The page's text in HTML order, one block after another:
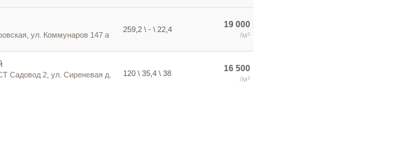
ул. Коммунаров 147 а
259,2 \ - \ 22,4 19 000
/м²
Садовод 2, ул. Сиреневая д.
120 \ 35,4 \ 38 16 500
/м²